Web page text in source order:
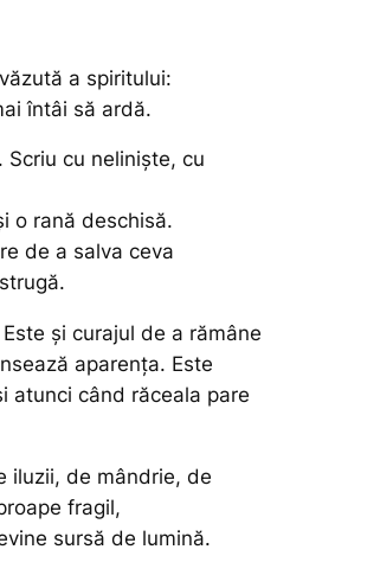
a spiritului:
întâi să ardă.
Scriu cu neliniște, cu
o rană deschisă.
de a salva ceva
și curajul de a rămâne
aparența. Este
atunci când răceala pare
iluzii, de mândrie, de
fragil,
sursă de lumină.